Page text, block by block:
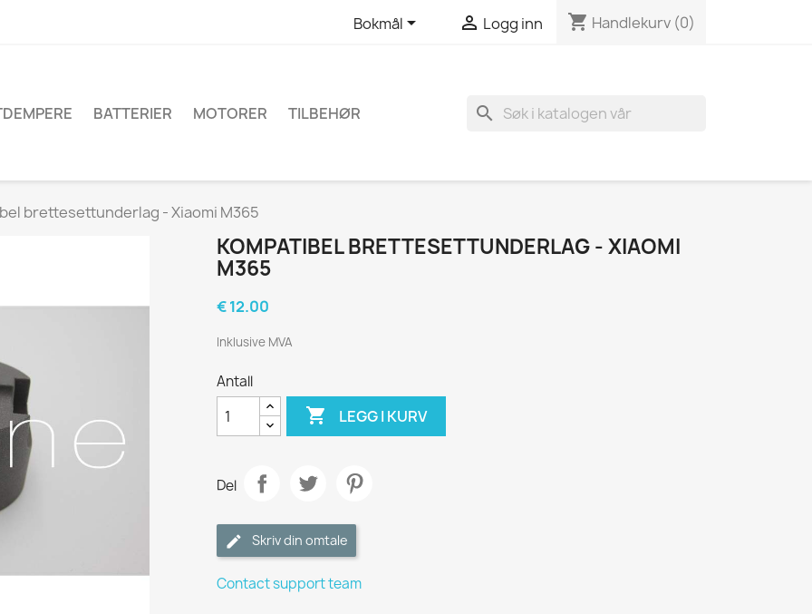
Bokmål  Logg inn shopping_cart Handlekurv (0)
BATTERIER MOTORER TILBEHØR search
brettesettunderlag - Xiaomi M365
KOMPATIBEL BRETTESETTUNDERLAG - XIAOMI
M365
€ 12.00
Inklusive MVA
Antall
 LEGG I KURV
Del
Skriv din omtale
Contact support team